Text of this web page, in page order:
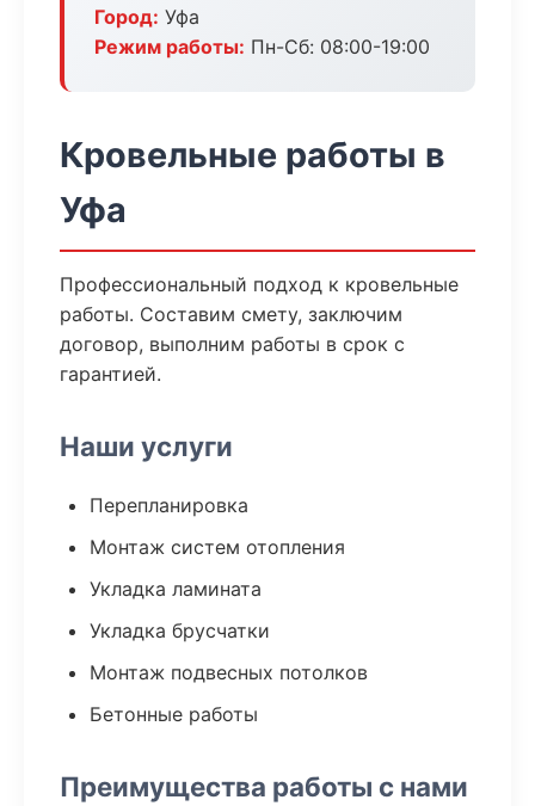
Город: Уфа
Режим работы: Пн-Сб: 08:00-19:00
Кровельные работы в
Уфа
Профессиональный подход к кровельные
работы. Составим смету, заключим
договор, выполним работы в срок с
гарантией.
Наши услуги
Перепланировка
Монтаж систем отопления
Укладка ламината
Укладка брусчатки
Монтаж подвесных потолков
Бетонные работы
Преимущества работы с нами